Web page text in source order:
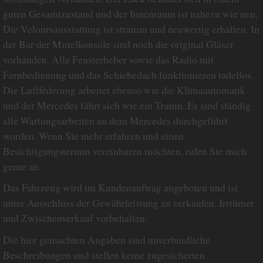
guten Gesamtzustand und der Innenraum ist nahezu wie neu.
Die Veloursausstattung ist stramm und neuwertig erhalten. In
der Bar der Mittelkonsole sind noch die original Gläser
vorhanden. Alle Fensterheber sowie das Radio mit
Fernbedienung und das Schiebedach funktionieren tadellos.
Die Luftfederung arbeitet ebenso wie die Klimaautomatik
und der Mercedes fährt sich wie ein Traum. Es sind ständig
alle Wartungsarbeiten an dem Mercedes durchgeführt
worden. Wenn Sie mehr erfahren und einen
Besichtigungstermin vereinbaren möchten, rufen Sie mich
gerne an.
Das Fahrzeug wird im Kundenauftrag angeboten und ist
unter Ausschluss der Gewährleistung zu verkaufen. Irrtümer
und Zwischenverkauf vorbehalten.
Die hier gemachten Angaben sind unverbindliche
Beschreibungen und stellen keine zugesicherten